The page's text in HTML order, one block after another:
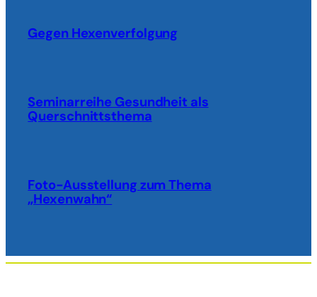
Gegen Hexenverfolgung
Seminarreihe Gesundheit als
Querschnittsthema
Foto-Ausstellung zum Thema
„Hexenwahn“